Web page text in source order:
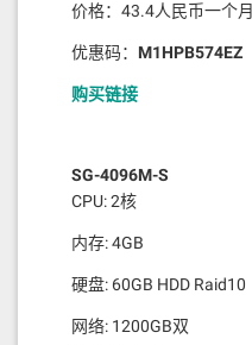
价格：43.4人民币一个月
优惠码： M1HPB574EZ
购买链接
SG-4096M-S
CPU: 2核
内存: 4GB
硬盘: 60GB HDD Raid10
网络: 1200GB双